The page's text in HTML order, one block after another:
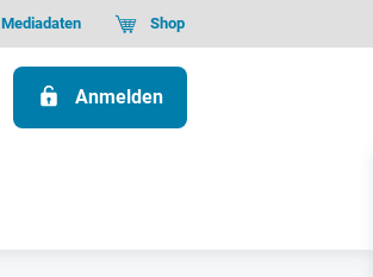
Mediadaten Shop
Anmelden